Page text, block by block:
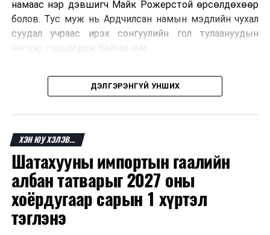
намаас нэр дэвшигч Майк Рожерстой өрсөлдөхөөр
болов. Тус муж нь Ардчилсан намын мэдлийн чухал
суудал учраас ирэх сонгуулийн гол тулаануудын
нэгээр тооцогдож байгаа юм.
Миссури мужид мөн Конгрессын суудлуудын төлөөх
өрсөлдөөнд нэр дэвшигчид тодорсон бөгөөд зарим
дараа Ардчилсан намын зарим нэр дэвшигчийг
шүүмжилж, өөрийн эдийн засгийн бодлого болон
сонгуулийн өмнөх мөрийн хөтөлбөрөө дахин
онцоллоо.
Ажиглагчдын үзэж буйгаар Мичиган дахь Сенатын
өрсөлдөөн болон Конгрессын хэд хэдэн тойргийн үр
ДЭЛГЭРЭНГҮЙ УНШИХ
ХЭН ЮУ ХЭЛЭВ...
Шатахууны импортын гаалийн
албан татварыг 2027 оны
хоёрдугаар сарын 1 хүртэл
тэглэнэ